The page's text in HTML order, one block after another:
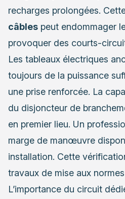
recharges prolongées.
câbles peut endommager
provoquer des courts-
Les tableaux électriques
toujours de la puissance
une prise renforcée. La
du disjoncteur de
en premier lieu. Un
marge de manœuvre
installation. Cette
travaux de mise aux
L’importance du circuit